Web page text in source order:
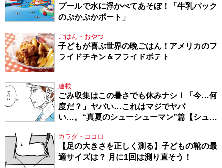
プールで水に浮かべてあそぼ！「牛乳パック
のぷかぷかボート」
ごはん・おやつ
子どもが喜ぶ世界の晩ごはん！アメリカのフ
ライドチキン＆フライドポテト
連載
ごみ収集はこの暑さでも休みナシ！「今…何
度だ？」ヤバい…これはマジでヤバ
い…。“真夏のシューシューマン”篇【シュー
カラダ・ココロ
【足の大きさを正しく測る】子どもの靴の最
適サイズは？ 月に1回は測り直そう！